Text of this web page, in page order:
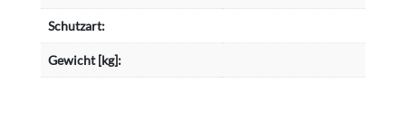
Schutzart:
Gewicht [kg]: